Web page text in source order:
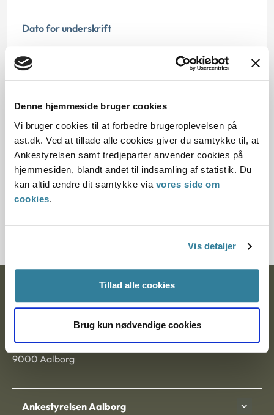
Denne hjemmeside bruger cookies
Vi bruger cookies til at forbedre brugeroplevelsen på
ast.dk. Ved at tillade alle cookies giver du samtykke til, at
Ankestyrelsen samt tredjeparter anvender cookies på
hjemmesiden, blandt andet til indsamling af statistik. Du
kan altid ændre dit samtykke via vores side om
cookies.
Vis detaljer
Tillad alle cookies
Brug kun nødvendige cookies
Dato for underskrift
16.11.1987
Offentliggørelsesdato
12.07.2013
Paragraf
§ 48 § 48
Journalnummer
Nytorv 7, 2. sal
9000 Aalborg
Ankestyrelsen Aalborg